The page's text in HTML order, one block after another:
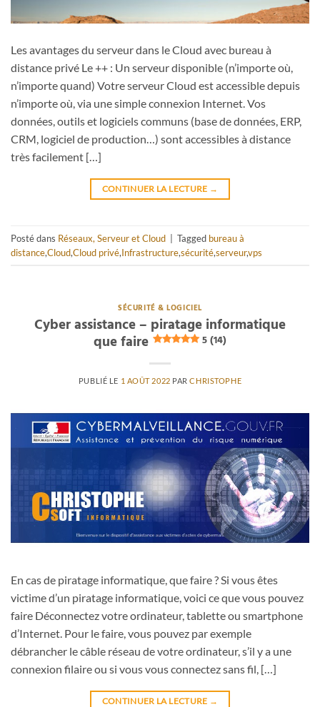
Les avantages du serveur dans le Cloud avec bureau à
distance privé Le ++ : Un serveur disponible (n’importe où,
n’importe quand) Votre serveur Cloud est accessible depuis
n’importe où, via une simple connexion Internet. Vos
données, outils et logiciels communs (base de données, ERP,
CRM, logiciel de production…) sont accessibles à distance
très facilement […]
CONTINUER LA LECTURE →
Posté dans Réseaux, Serveur et Cloud | Tagged bureau à
distance,Cloud,Cloud privé,Infrastructure,sécurité,serveur,vps
SÉCURITÉ & LOGICIEL
Cyber assistance – piratage informatique
que faire
5 (14)
PUBLIÉ LE 1 AOÛT 2022 PARCHRISTOPHE
En cas de piratage informatique, que faire ? Si vous êtes
victime d’un piratage informatique, voici ce que vous pouvez
faire Déconnectez votre ordinateur, tablette ou smartphone
d’Internet. Pour le faire, vous pouvez par exemple
débrancher le câble réseau de votre ordinateur, s’il y a une
connexion filaire ou si vous vous connectez sans fil, […]
CONTINUER LA LECTURE →